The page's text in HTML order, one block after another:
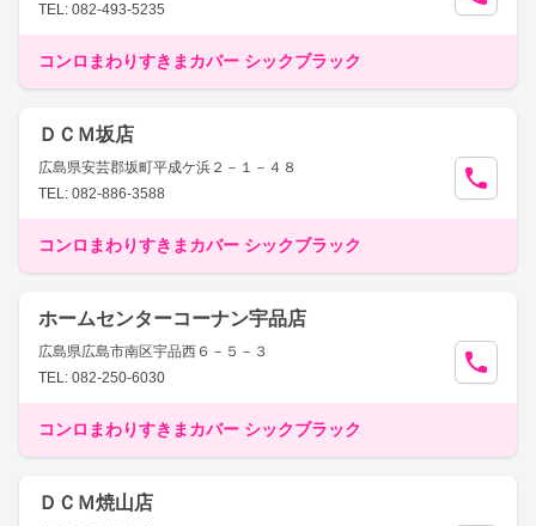
TEL: 082-493-5235
コンロまわりすきまカバー シックブラック
ＤＣＭ坂店
広島県安芸郡坂町平成ケ浜２－１－４８
TEL: 082-886-3588
コンロまわりすきまカバー シックブラック
ホームセンターコーナン宇品店
広島県広島市南区宇品西６－５－３
TEL: 082-250-6030
コンロまわりすきまカバー シックブラック
ＤＣＭ焼山店